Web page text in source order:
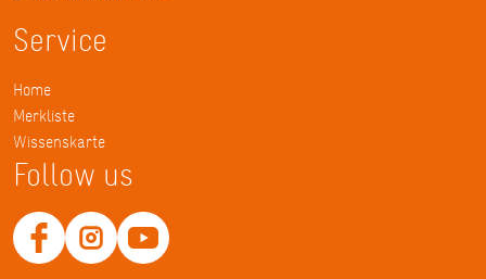
Service
Home
Merkliste
Wissenskarte
Follow us